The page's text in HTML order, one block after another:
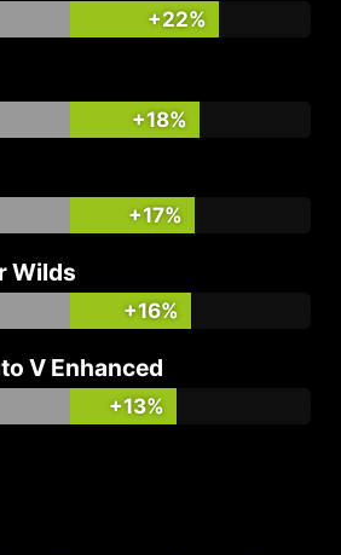
+22%
+18%
+17%
Wilds
+16%
V Enhanced
+13%